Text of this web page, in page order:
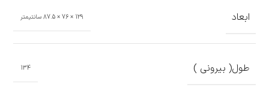
ابعاد 129 × 76 × 87.5 سانتیمتر
طول( بیرونی ) 134